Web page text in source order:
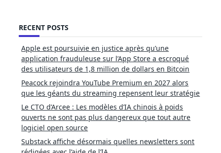
RECENT POSTS
Apple est poursuivie en justice après qu’une
application frauduleuse sur l’App Store a escroqué
des utilisateurs de 1,8 million de dollars en Bitcoin
Peacock rejoindra YouTube Premium en 2027 alors
que les géants du streaming repensent leur stratégie
Le CTO d’Arcee : Les modèles d’IA chinois à poids
ouverts ne sont pas plus dangereux que tout autre
logiciel open source
Substack affiche désormais quelles newsletters sont